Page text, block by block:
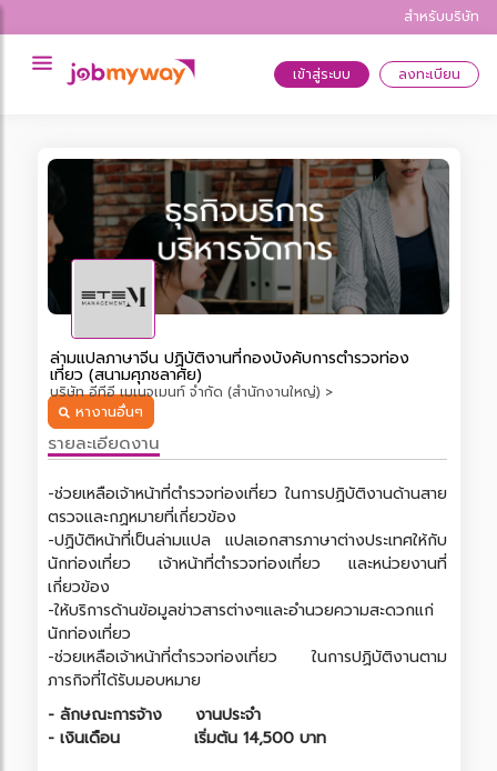
สำหรับบริษัท
เข้าสู่ระบบ ลงทะเบียน
ล่ามแปลภาษาจีน ปฏิบัติงานที่กองบังคับการตำรวจท่อง
เที่ยว (สนามศุภชลาศัย)
บริษัท อีทีอี เมเนจเมนท์ จำกัด (สำนักงานใหญ่) >
หางานอื่นๆ
รายละเอียดงาน
-ช่วยเหลือเจ้าหน้าที่ตำรวจท่องเที่ยว ในการปฏิบัติงานด้านสาย
ตรวจและกฏหมายที่เกี่ยวข้อง
-ปฏิบัติหน้าที่เป็นล่ามแปล แปลเอกสารภาษาต่างประเทศให้กับ
นักท่องเที่ยว เจ้าหน้าที่ตำรวจท่องเที่ยว และหน่วยงานที่
เกี่ยวข้อง
-ให้บริการด้านข้อมูลข่าวสารต่างๆและอำนวยความสะดวกแก่
นักท่องเที่ยว
-ช่วยเหลือเจ้าหน้าที่ตำรวจท่องเที่ยว ในการปฏิบัติงานตาม
ภารกิจที่ได้รับมอบหมาย
- ลักษณะการจ้าง
งานประจำ
- เงินเดือน
เริ่มต้น 14,500 บาท